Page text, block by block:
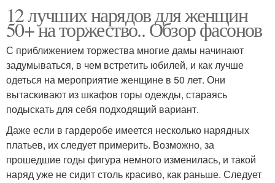
12 лучших нарядов для женщин
50+ на торжество.. Обзор фасонов
С приближением торжества многие дамы начинают
задумываться, в чем встретить юбилей, и как лучше
одеться на мероприятие женщине в 50 лет. Они
вытаскивают из шкафов горы одежды, стараясь
подыскать для себя подходящий вариант.
Даже если в гардеробе имеется несколько нарядных
платьев, их следует примерить. Возможно, за
прошедшие годы фигура немного изменилась, и такой
наряд уже не сидит столь красиво, как раньше. Следует